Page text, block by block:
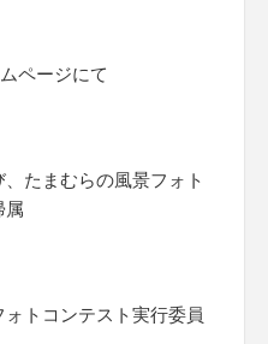
ページにて
たまむらの風景フォト
属
トコンテスト実行委員